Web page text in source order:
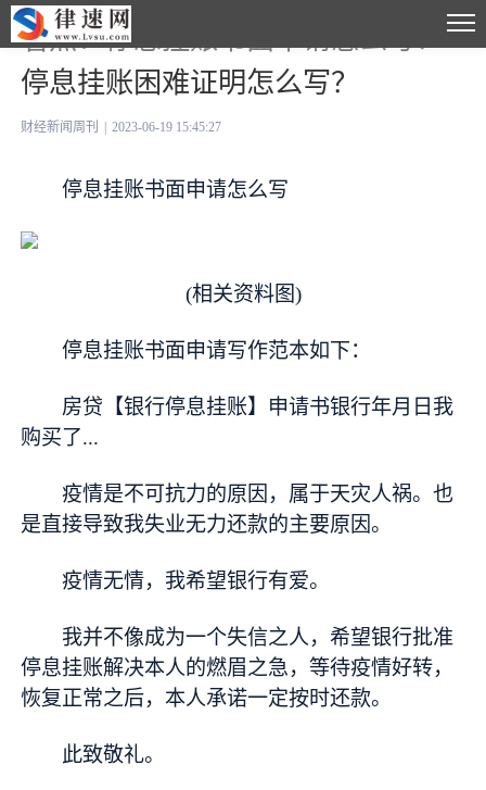
看点：停息挂账书面申请怎么写？
停息挂账困难证明怎么写？
财经新闻周刊 2023-06-19 15:45:27
停息挂账书面申请怎么写
(相关资料图)
停息挂账书面申请写作范本如下：
房贷【银行停息挂账】申请书银行年月日我
购买了...
疫情是不可抗力的原因，属于天灾人祸。也
是直接导致我失业无力还款的主要原因。
疫情无情，我希望银行有爱。
我并不像成为一个失信之人，希望银行批准
停息挂账解决本人的燃眉之急，等待疫情好转，
恢复正常之后，本人承诺一定按时还款。
此致敬礼。